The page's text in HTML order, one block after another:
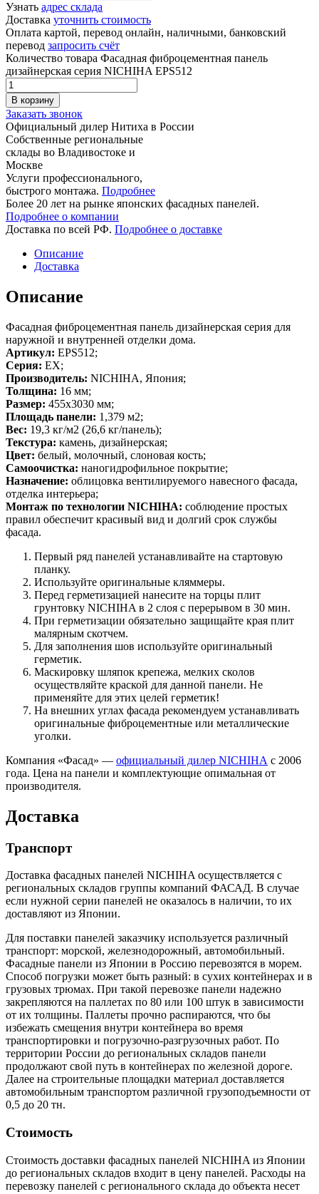
Узнать адрес склада
Доставка уточнить стоимость
Оплата картой, перевод онлайн, наличными, банковский
перевод запросить счёт
Количество товара Фасадная фиброцементная панель
дизайнерская серия NICHIHA EPS512
В корзину
Заказать звонок
Официальный дилер Нитиха в России
Собственные региональные
склады во Владивостоке и
Москве
Услуги профессионального,
быстрого монтажа. Подробнее
Более 20 лет на рынке японских фасадных панелей.
Подробнее о компании
Доставка по всей РФ. Подробнее о доставке
Описание
Доставка
Описание
Фасадная фиброцементная панель дизайнерская серия для
наружной и внутренней отделки дома.
Артикул: EPS512;
Серия: EX;
Производитель: NICHIHA, Япония;
Толщина: 16 мм;
Размер: 455х3030 мм;
Площадь панели: 1,379 м2;
Вес: 19,3 кг/м2 (26,6 кг/панель);
Текстура: камень, дизайнерская;
Цвет: белый, молочный, слоновая кость;
Самоочистка: наногидрофильное покрытие;
Назначение: облицовка вентилируемого навесного фасада,
отделка интерьера;
Монтаж по технологии NICHIHA: соблюдение простых
правил обеспечит красивый вид и долгий срок службы
фасада.
Первый ряд панелей устанавливайте на стартовую
планку.
Используйте оригинальные кляммеры.
Перед герметизацией нанесите на торцы плит
грунтовку NICHIHA в 2 слоя с перерывом в 30 мин.
При герметизации обязательно защищайте края плит
малярным скотчем.
Для заполнения шов используйте оригинальный
герметик.
Маскировку шляпок крепежа, мелких сколов
осуществляйте краской для данной панели. Не
применяйте для этих целей герметик!
На внешних углах фасада рекомендуем устанавливать
оригинальные фиброцементные или металлические
уголки.
Компания «Фасад» — официальный дилер NICHIHA с 2006
года. Цена на панели и комплектующие опимальная от
производителя.
Доставка
Транспорт
Доставка фасадных панелей NICHIHA осуществляется с
региональных складов группы компаний ФАСАД. В случае
если нужной серии панелей не оказалось в наличии, то их
доставляют из Японии.
Для поставки панелей заказчику используется различный
транспорт: морской, железнодорожный, автомобильный.
Фасадные панели из Японии в Россию перевозятся в морем.
Способ погрузки может быть разный: в сухих контейнерах и в
грузовых трюмах. При такой перевозке панели надежно
закрепляются на паллетах по 80 или 100 штук в зависимости
от их толщины. Паллеты прочно распираются, что бы
избежать смещения внутри контейнера во время
транспортировки и погрузочно-разгрузочных работ. По
территории России до региональных складов панели
продолжают свой путь в контейнерах по железной дороге.
Далее на строительные площадки материал доставляется
автомобильным транспортом различной грузоподъемности от
0,5 до 20 тн.
Стоимость
Стоимость доставки фасадных панелей NICHIHA из Японии
до региональных складов входит в цену панелей. Расходы на
перевозку панелей с регионального склада до объекта несет